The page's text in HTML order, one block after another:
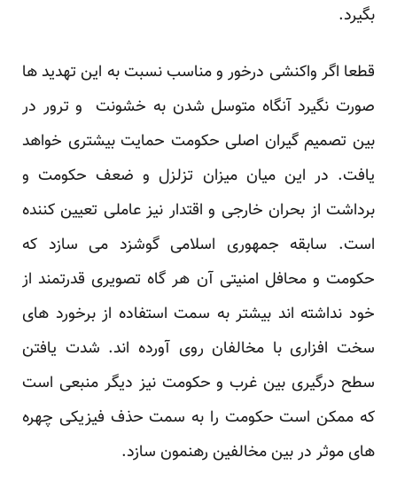
بگیرد.
قطعا اگر واکنشی درخور و مناسب نسبت به این تهدید ها
صورت نگیرد آنگاه متوسل شدن به خشونت و ترور در
بین تصمیم گیران اصلی حکومت حمایت بیشتری خواهد
یافت. در این میان میزان تزلزل و ضعف حکومت و
برداشت از بحران خارجی و اقتدار نیز عاملی تعیین کننده
است. سابقه جمهوری اسلامی گوشزد می سازد که
حکومت و محافل امنیتی آن هر گاه تصویری قدرتمند از
خود نداشته اند بیشتر به سمت استفاده از برخورد های
سخت افزاری با مخالفان روی آورده اند. شدت یافتن
سطح درگیری بین غرب و حکومت نیز دیگر منبعی است
که ممکن است حکومت را به سمت حذف فیزیکی چهره
های موثر در بین مخالفین رهنمون سازد.